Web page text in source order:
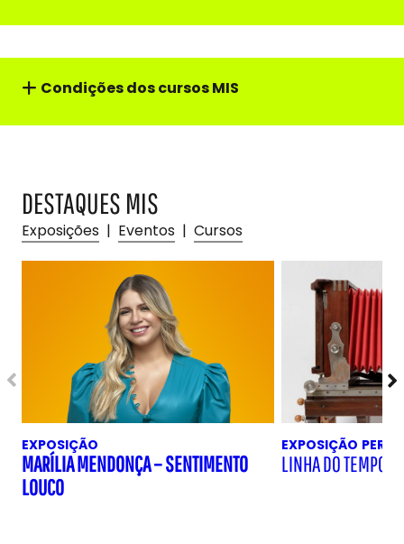
Condições dos cursos MIS
DESTAQUES MIS
Exposições | Eventos | Cursos
EXPOSIÇÃO
MARÍLIA MENDONÇA – SENTIMENTO
LOUCO
EXPOSIÇÃO
LINHA DO TEMPO